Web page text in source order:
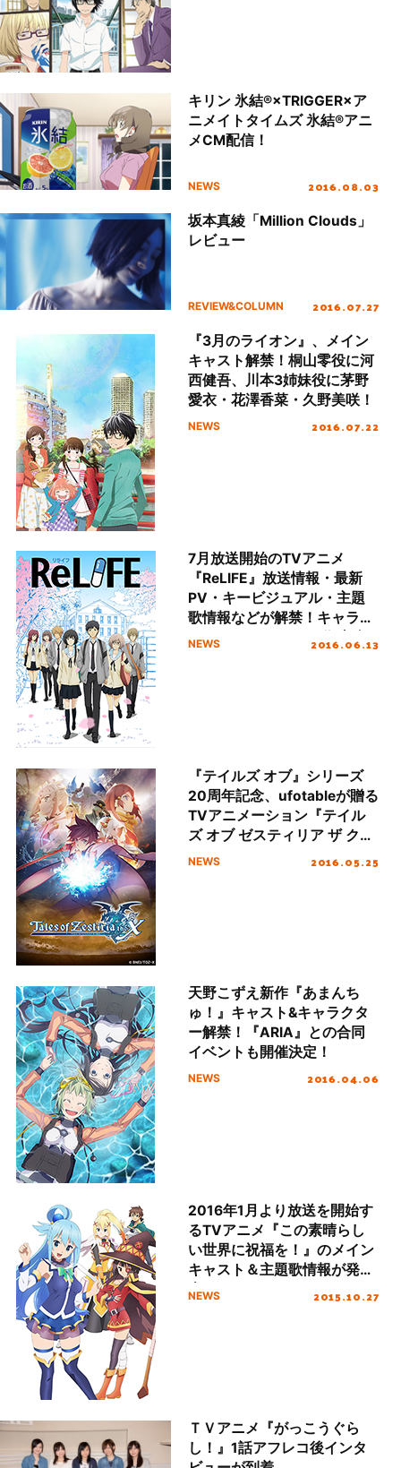
キリン 氷結®×TRIGGER×ア
ニメイトタイムズ 氷結®アニ
メCM配信！
NEWS 2016.08.03
坂本真綾「Million Clouds」
レビュー
REVIEW&COLUMN 2016.07.27
『3月のライオン』、メイン
キャスト解禁！桐山零役に河
西健吾、川本3姉妹役に茅野
愛衣・花澤香菜・久野美咲！
NEWS 2016.07.22
7月放送開始のTVアニメ
『ReLIFE』放送情報・最新
PV・キービジュアル・主題
歌情報などが解禁！キャラソ
ンCDも8月3日から3作連続で
NEWS 2016.06.13
『テイルズ オブ』シリーズ
20周年記念、ufotableが贈る
TVアニメーション『テイル
ズ オブ ゼスティリア ザ クロ
ス』7月より放送開始＆プレ
NEWS 2016.05.25
天野こずえ新作『あまんち
ゅ！』キャスト&キャラクタ
ー解禁！『ARIA』との合同
イベントも開催決定！
NEWS 2016.04.06
2016年1月より放送を開始す
るTVアニメ『この素晴らし
い世界に祝福を！』のメイン
キャスト＆主題歌情報が発
表！OPテーマはMachicoに
NEWS 2015.10.27
ＴＶアニメ『がっこうぐら
し！』1話アフレコ後インタ